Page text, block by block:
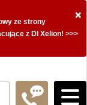
×
ze strony
z DI Xelion! >>>